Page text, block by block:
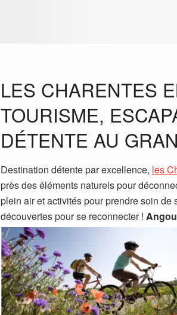
LES CHARENTES
TOURISME,
DÉTENTE AU
Destination détente par excellence, les
près des éléments naturels pour
plein air et activités pour prendre soin
découvertes pour se reconnecter !